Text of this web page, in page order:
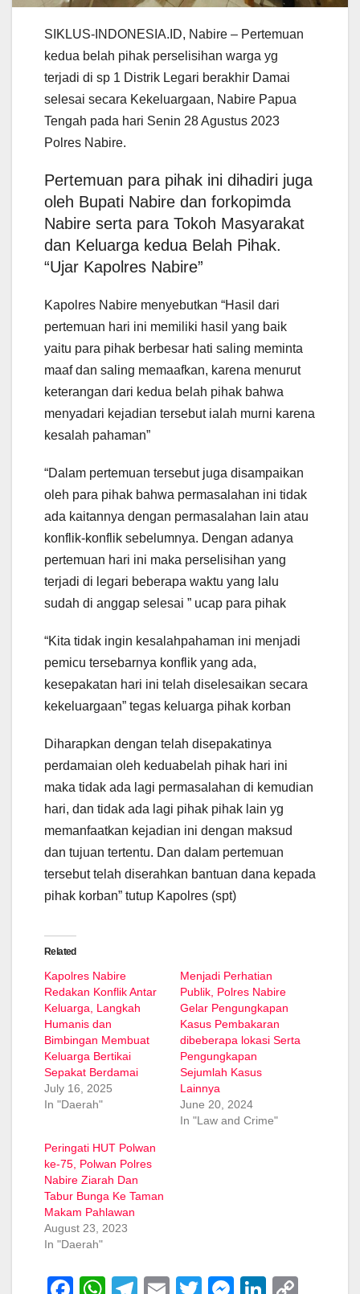
SIKLUS-INDONESIA.ID, Nabire – Pertemuan
kedua belah pihak perselisihan warga yg
terjadi di sp 1 Distrik Legari berakhir Damai
selesai secara Kekeluargaan, Nabire Papua
Tengah pada hari Senin 28 Agustus 2023
Polres Nabire.
Pertemuan para pihak ini dihadiri juga
oleh Bupati Nabire dan forkopimda
Nabire serta para Tokoh Masyarakat
dan Keluarga kedua Belah Pihak.
“Ujar Kapolres Nabire”
Kapolres Nabire menyebutkan “Hasil dari
pertemuan hari ini memiliki hasil yang baik
yaitu para pihak berbesar hati saling meminta
maaf dan saling memaafkan, karena menurut
keterangan dari kedua belah pihak bahwa
menyadari kejadian tersebut ialah murni karena
kesalah pahaman”
“Dalam pertemuan tersebut juga disampaikan
oleh para pihak bahwa permasalahan ini tidak
ada kaitannya dengan permasalahan lain atau
konflik-konflik sebelumnya. Dengan adanya
pertemuan hari ini maka perselisihan yang
terjadi di legari beberapa waktu yang lalu
sudah di anggap selesai ” ucap para pihak
“Kita tidak ingin kesalahpahaman ini menjadi
pemicu tersebarnya konflik yang ada,
kesepakatan hari ini telah diselesaikan secara
kekeluargaan” tegas keluarga pihak korban
Diharapkan dengan telah disepakatinya
perdamaian oleh keduabelah pihak hari ini
maka tidak ada lagi permasalahan di kemudian
hari, dan tidak ada lagi pihak pihak lain yg
memanfaatkan kejadian ini dengan maksud
dan tujuan tertentu. Dan dalam pertemuan
tersebut telah diserahkan bantuan dana kepada
pihak korban” tutup Kapolres (spt)
Related
Kapolres Nabire
Redakan Konflik Antar
Keluarga, Langkah
Humanis dan
Bimbingan Membuat
Keluarga Bertikai
Sepakat Berdamai
July 16, 2025
In "Daerah"
Menjadi Perhatian
Publik, Polres Nabire
Gelar Pengungkapan
Kasus Pembakaran
dibeberapa lokasi Serta
Pengungkapan
Sejumlah Kasus
Lainnya
June 20, 2024
In "Law and Crime"
Peringati HUT Polwan
ke-75, Polwan Polres
Nabire Ziarah Dan
Tabur Bunga Ke Taman
Makam Pahlawan
August 23, 2023
In "Daerah"